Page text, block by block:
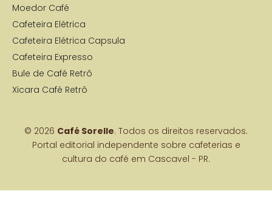
Moedor Café
Cafeteira Elétrica
Cafeteira Elétrica Capsula
Cafeteira Expresso
Bule de Café Retrô
Xicara Café Retrô
© 2026 Café Sorelle. Todos os direitos reservados.
Portal editorial independente sobre cafeterias e
cultura do café em Cascavel - PR.